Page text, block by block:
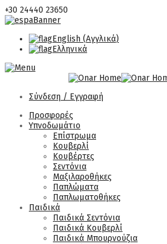
+30 24440 23650
English (Αγγλικά)
Ελληνικά
Σύνδεση / Εγγραφή
Προσφορές
Υπνοδωμάτιο
Επίστρωμα
Κουβερλί
Κουβέρτες
Σεντόνια
Μαξιλαροθήκες
Παπλώματα
Παπλωματοθήκες
Παιδικά
Παιδικά Σεντόνια
Παιδικά Κουβερλί
Παιδικά Μπουρνούζια